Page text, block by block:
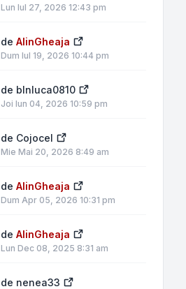
Lun Iul 27, 2026 12:43 pm
de AlinGheaja
Dum Iul 19, 2026 10:44 pm
de blnluca0810
Joi Iun 04, 2026 10:59 pm
de Cojocel
Mie Mai 20, 2026 8:49 am
de AlinGheaja
Dum Apr 05, 2026 10:31 pm
de AlinGheaja
Lun Dec 08, 2025 8:31 am
de nenea33